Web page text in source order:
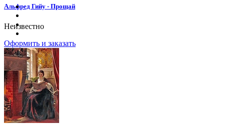
Альфред Гийу - Прощай
Неизвестно
Оформить и заказать